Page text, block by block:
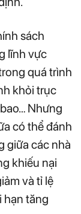
sách
lĩnh vực
quá trình
khỏi trục
Nhưng
có thể đánh
giữa các nhà
khiếu nại
và tỉ lệ
hạn tăng